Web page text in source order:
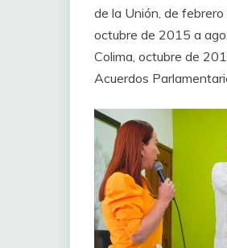
de la Unión, de
octubre de 2015 a
Colima, octubre de
Acuerdos